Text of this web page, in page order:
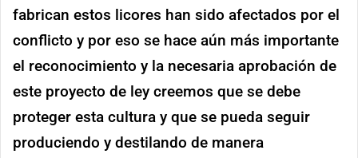
fabrican estos licores han sido afectados por el
conflicto y por eso se hace aún más importante
el reconocimiento y la necesaria aprobación de
este proyecto de ley creemos que se debe
proteger esta cultura y que se pueda seguir
produciendo y destilando de manera